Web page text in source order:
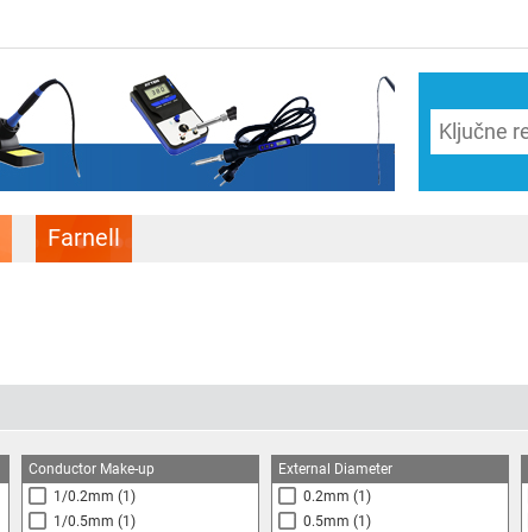
Farnell
Conductor Make-up
1/0.2mm (1)
1/0.5mm (1)
External Diameter
0.2mm (1)
0.5mm (1)